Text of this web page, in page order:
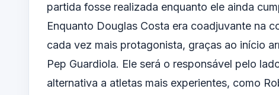
partida fosse realizada enquanto ele ainda
Enquanto Douglas Costa era coadjuvante na
cada vez mais protagonista, graças ao início
Pep Guardiola. Ele será o responsável pelo
alternativa a atletas mais experientes, como